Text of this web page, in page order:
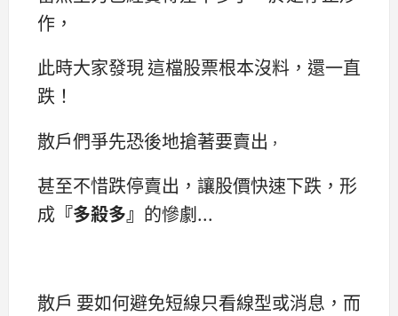
作，
此時大家發現 這檔股票根本沒料，還一直
跌！
散戶們爭先恐後地搶著要賣出 ，
甚至不惜跌停賣出，讓股價快速下跌，形
成 『多殺多』 的慘劇...
散戶 要如何避免短線只看線型或消息，而